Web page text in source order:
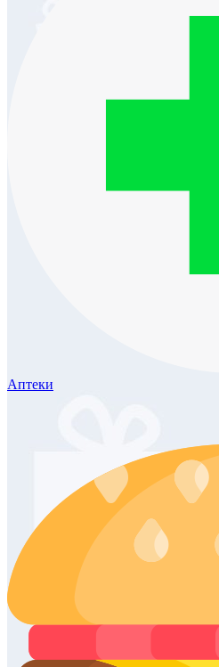
Аптеки